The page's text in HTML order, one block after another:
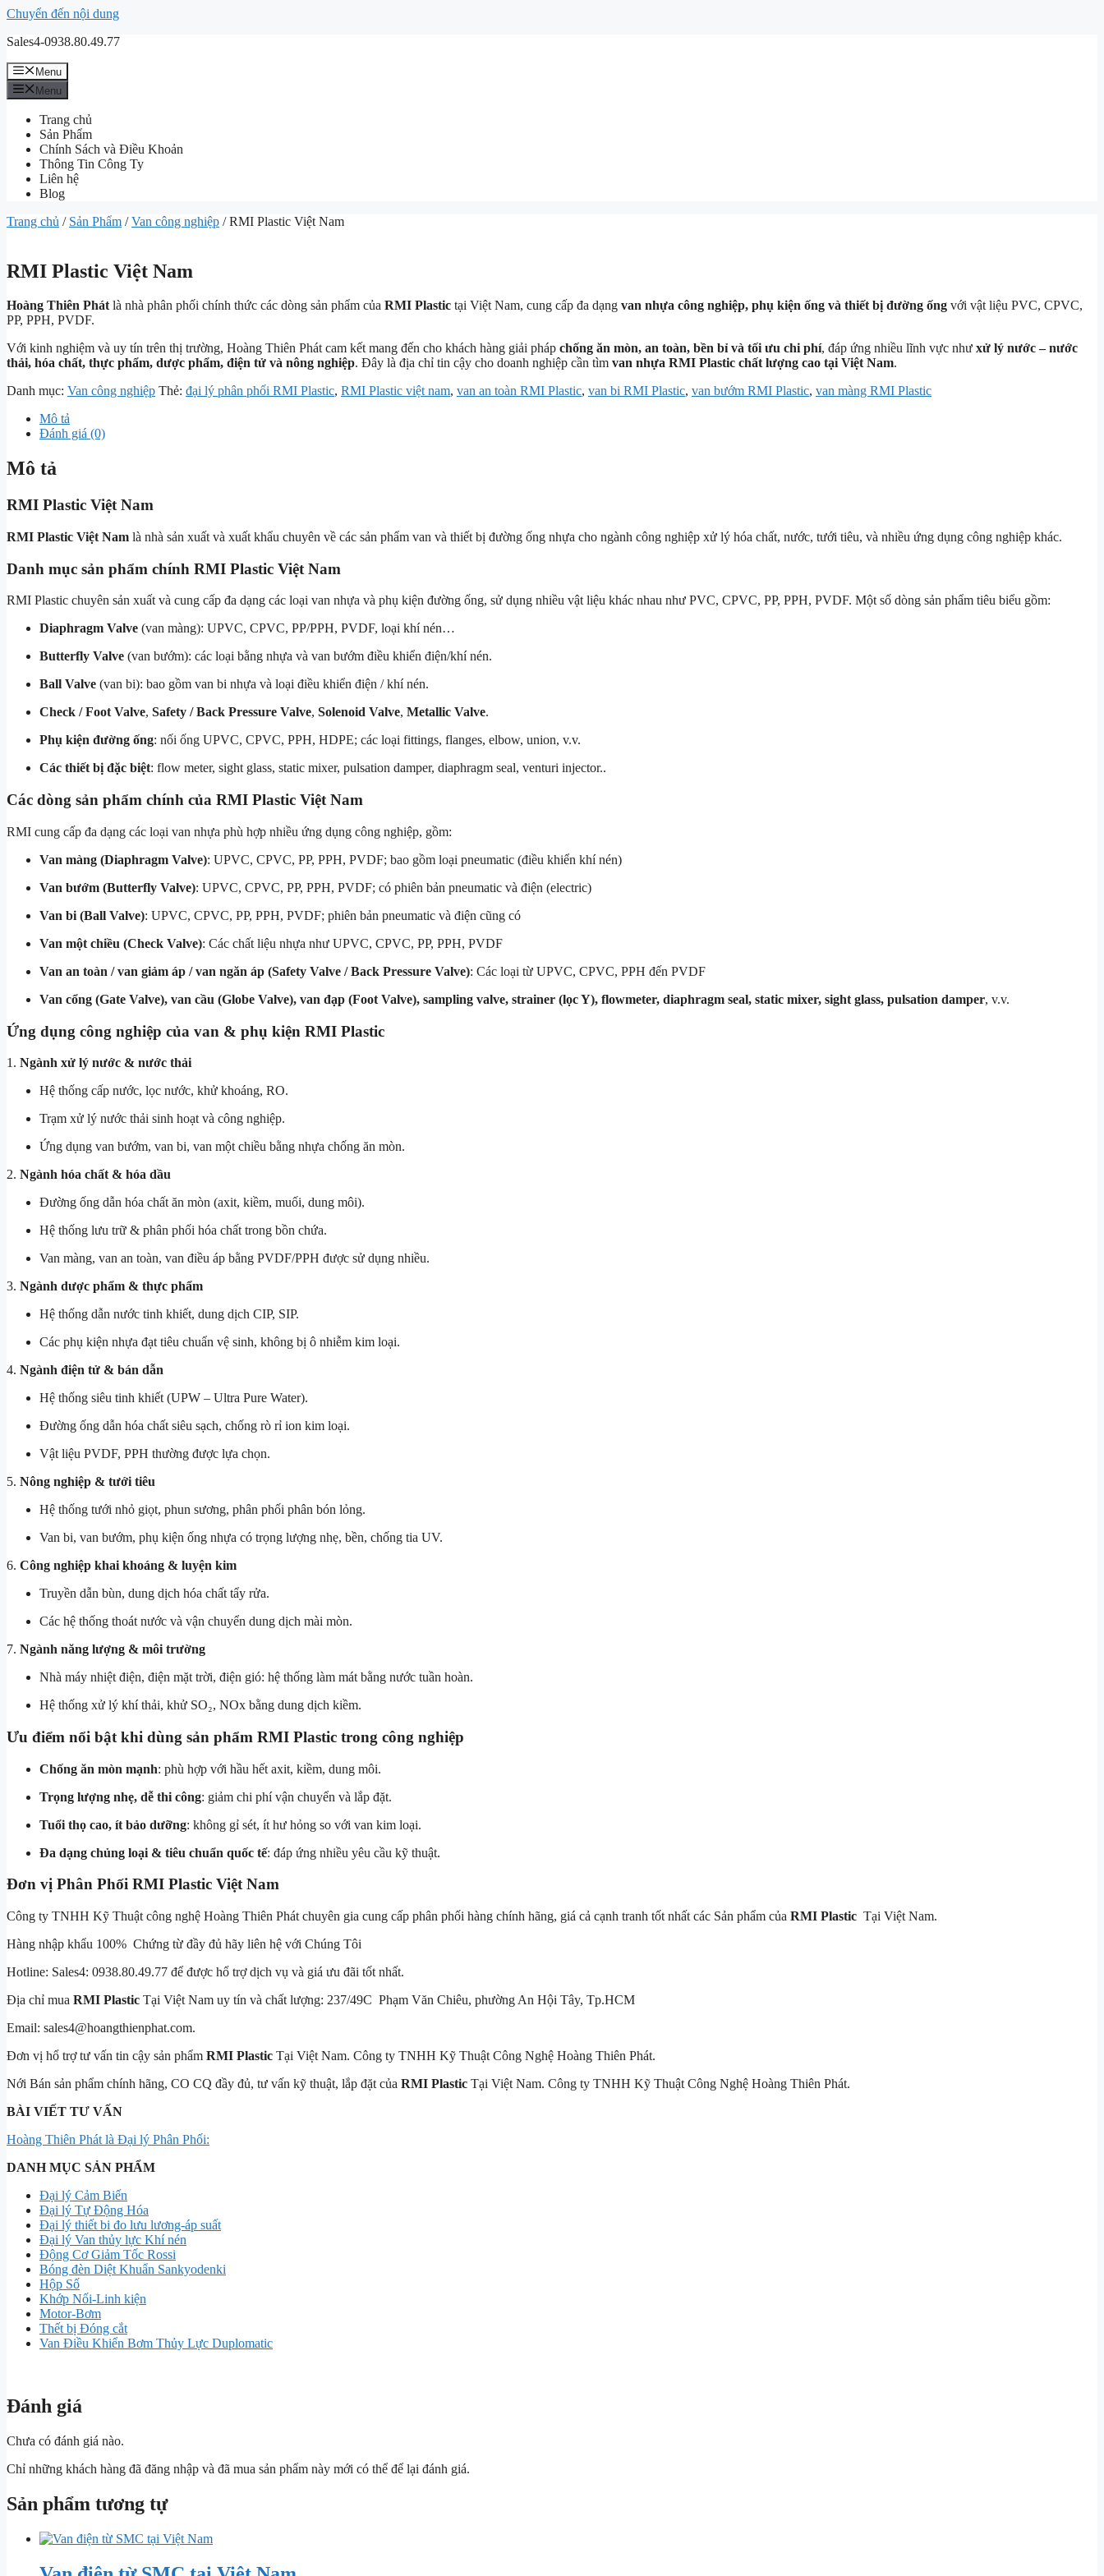
Chuyển đến nội dung
Sales4-0938.80.49.77
Menu
Menu
Trang chủ
Sản Phẩm
Chính Sách và Điều Khoản
Thông Tin Công Ty
Liên hệ
Blog
Trang chủ / Sản Phẩm /Van công nghiệp / RMI Plastic Việt Nam
RMI Plastic Việt Nam
Hoàng Thiên Phátlà nhà phân phối chính thức các dòng sản phẩm của RMI Plastic tại Việt Nam, cung cấp đa dạng van nhựa công nghiệp, phụ kiện ống và thiết bị đường ống với vật liệu PVC, CPVC,
PP, PPH, PVDF.
Với kinh nghiệm và uy tín trên thị trường, Hoàng Thiên Phát cam kết mang đến cho khách hàng giải pháp chống ăn mòn, an toàn, bền bỉ và tối ưu chi phí, đáp ứng nhiều lĩnh vực như xử lý nước – nước
thải, hóa chất, thực phẩm, dược phẩm, điện tử và nông nghiệp. Đây là địa chỉ tin cậy cho doanh nghiệp cần tìm van nhựa RMI Plastic chất lượng cao tại Việt Nam.
Danh mục: Van công nghiệp Thẻ: đại lý phân phối RMI Plastic, RMI Plastic việt nam, van an toàn RMI Plastic, van bi RMI Plastic, van bướm RMI Plastic, van màng RMI Plastic
Mô tả
Đánh giá (0)
Mô tả
RMI Plastic Việt Nam
RMI Plastic Việt Nam là nhà sản xuất và xuất khẩu chuyên về các sản phẩm van và thiết bị đường ống nhựa cho ngành công nghiệp xử lý hóa chất, nước, tưới tiêu, và nhiều ứng dụng công nghiệp khác.
Danh mục sản phẩm chính RMI Plastic Việt Nam
RMI Plastic chuyên sản xuất và cung cấp đa dạng các loại van nhựa và phụ kiện đường ống, sử dụng nhiều vật liệu khác nhau như PVC, CPVC, PP, PPH, PVDF. Một số dòng sản phẩm tiêu biểu gồm:
Diaphragm Valve (van màng): UPVC, CPVC, PP/PPH, PVDF, loại khí nén…
Butterfly Valve (van bướm): các loại bằng nhựa và van bướm điều khiển điện/khí nén.
Ball Valve (van bi): bao gồm van bi nhựa và loại điều khiển điện / khí nén.
Check / Foot Valve, Safety / Back Pressure Valve, Solenoid Valve, Metallic Valve.
Phụ kiện đường ống: nối ống UPVC, CPVC, PPH, HDPE; các loại fittings, flanges, elbow, union, v.v.
Các thiết bị đặc biệt: flow meter, sight glass, static mixer, pulsation damper, diaphragm seal, venturi injector..
Các dòng sản phẩm chính của RMI Plastic Việt Nam
RMI cung cấp đa dạng các loại van nhựa phù hợp nhiều ứng dụng công nghiệp, gồm:
Van màng (Diaphragm Valve): UPVC, CPVC, PP, PPH, PVDF; bao gồm loại pneumatic (điều khiển khí nén)
Van bướm (Butterfly Valve): UPVC, CPVC, PP, PPH, PVDF; có phiên bản pneumatic và điện (electric)
Van bi (Ball Valve): UPVC, CPVC, PP, PPH, PVDF; phiên bản pneumatic và điện cũng có
Van một chiều (Check Valve): Các chất liệu nhựa như UPVC, CPVC, PP, PPH, PVDF
Van an toàn / van giảm áp / van ngăn áp (Safety Valve / Back Pressure Valve): Các loại từ UPVC, CPVC, PPH đến PVDF
Van cổng (Gate Valve), van cầu (Globe Valve), van đạp (Foot Valve), sampling valve, strainer (lọc Y), flowmeter, diaphragm seal, static mixer, sight glass, pulsation damper, v.v.
Ứng dụng công nghiệp của van & phụ kiện RMI Plastic
1. Ngành xử lý nước & nước thải
Hệ thống cấp nước, lọc nước, khử khoáng, RO.
Trạm xử lý nước thải sinh hoạt và công nghiệp.
Ứng dụng van bướm, van bi, van một chiều bằng nhựa chống ăn mòn.
2. Ngành hóa chất & hóa dầu
Đường ống dẫn hóa chất ăn mòn (axit, kiềm, muối, dung môi).
Hệ thống lưu trữ & phân phối hóa chất trong bồn chứa.
Van màng, van an toàn, van điều áp bằng PVDF/PPH được sử dụng nhiều.
3. Ngành dược phẩm & thực phẩm
Hệ thống dẫn nước tinh khiết, dung dịch CIP, SIP.
Các phụ kiện nhựa đạt tiêu chuẩn vệ sinh, không bị ô nhiễm kim loại.
4. Ngành điện tử & bán dẫn
Hệ thống siêu tinh khiết (UPW – Ultra Pure Water).
Đường ống dẫn hóa chất siêu sạch, chống rò rỉ ion kim loại.
Vật liệu PVDF, PPH thường được lựa chọn.
5. Nông nghiệp & tưới tiêu
Hệ thống tưới nhỏ giọt, phun sương, phân phối phân bón lỏng.
Van bi, van bướm, phụ kiện ống nhựa có trọng lượng nhẹ, bền, chống tia UV.
6. Công nghiệp khai khoáng & luyện kim
Truyền dẫn bùn, dung dịch hóa chất tẩy rửa.
Các hệ thống thoát nước và vận chuyển dung dịch mài mòn.
7. Ngành năng lượng & môi trường
Nhà máy nhiệt điện, điện mặt trời, điện gió: hệ thống làm mát bằng nước tuần hoàn.
Hệ thống xử lý khí thải, khử SO₂, NOx bằng dung dịch kiềm.
Ưu điểm nổi bật khi dùng sản phẩm RMI Plastic trong công nghiệp
Chống ăn mòn mạnh: phù hợp với hầu hết axit, kiềm, dung môi.
Trọng lượng nhẹ, dễ thi công: giảm chi phí vận chuyển và lắp đặt.
Tuổi thọ cao, ít bảo dưỡng: không gỉ sét, ít hư hỏng so với van kim loại.
Đa dạng chủng loại & tiêu chuẩn quốc tế: đáp ứng nhiều yêu cầu kỹ thuật.
Đơn vị Phân Phối RMI Plastic Việt Nam
Công ty TNHH Kỹ Thuật công nghệ Hoàng Thiên Phát chuyên gia cung cấp phân phối hàng chính hãng, giá cả cạnh tranh tốt nhất các Sản phẩm của RMI Plastic Tại Việt Nam.
Hàng nhập khẩu 100% Chứng từ đầy đủ hãy liên hệ với Chúng Tôi
Hotline: Sales4: 0938.80.49.77 để được hổ trợ dịch vụ và giá ưu đãi tốt nhất.
Địa chỉ mua RMI Plastic Tại Việt Nam uy tín và chất lượng: 237/49C Phạm Văn Chiêu, phường An Hội Tây, Tp.HCM
Email: sales4@hoangthienphat.com.
Đơn vị hổ trợ tư vấn tin cậy sản phẩm RMI Plastic Tại Việt Nam. Công ty TNHH Kỹ Thuật Công Nghệ Hoàng Thiên Phát.
Nới Bán sản phẩm chính hãng, CO CQ đầy đủ, tư vấn kỹ thuật, lắp đặt của RMI Plastic Tại Việt Nam. Công ty TNHH Kỹ Thuật Công Nghệ Hoàng Thiên Phát.
BÀI VIẾT TƯ VẤN
Hoàng Thiên Phát là Đại lý Phân Phối:
DANH MỤC SẢN PHẨM
Đại lý Cảm Biến
Đại lý Tự Động Hóa
Đại lý thiết bi đo lưu lương-áp suất
Đại lý Van thủy lực Khí nén
Động Cơ Giảm Tốc Rossi
Bóng đèn Diệt Khuẩn Sankyodenki
Hộp Số
Khớp Nối-Linh kiện
Motor-Bơm
Thết bị Đóng cắt
Van Điều Khiển Bơm Thủy Lực Duplomatic
Đánh giá
Chưa có đánh giá nào.
Chỉ những khách hàng đã đăng nhập và đã mua sản phẩm này mới có thể để lại đánh giá.
Sản phẩm tương tự